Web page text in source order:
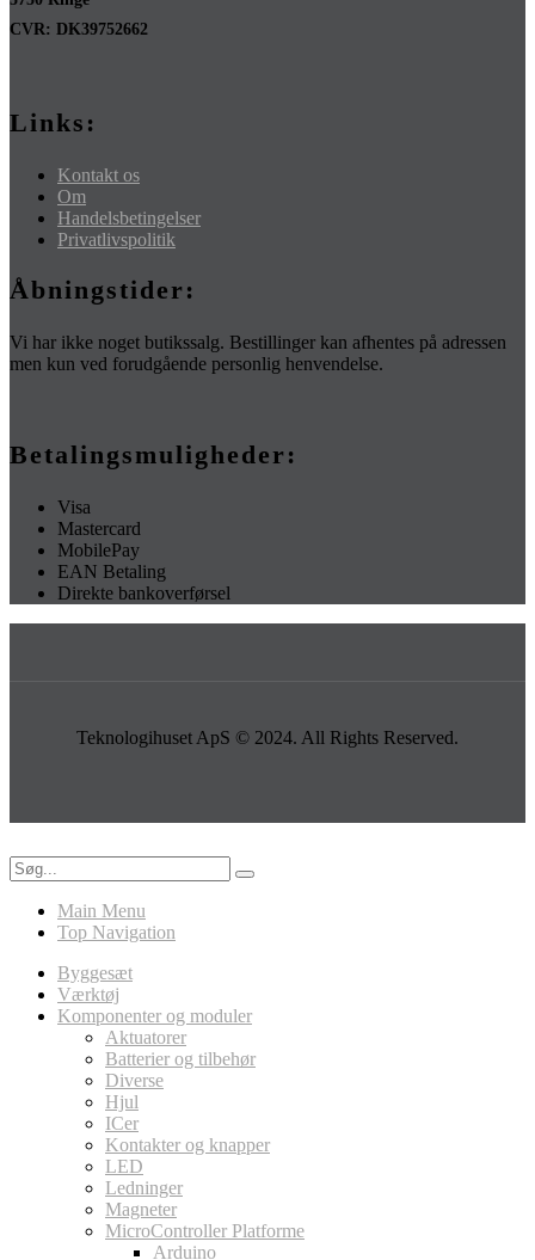
CVR: DK39752662
Links:
Kontakt os
Om
Handelsbetingelser
Privatlivspolitik
Åbningstider:
Vi har ikke noget butikssalg. Bestillinger kan afhentes på adressen
men kun ved forudgående personlig henvendelse.
Betalingsmuligheder:
Visa
Mastercard
MobilePay
EAN Betaling
Direkte bankoverførsel
Teknologihuset ApS © 2024. All Rights Reserved.
Main Menu
Top Navigation
Byggesæt
Værktøj
Komponenter og moduler
Aktuatorer
Batterier og tilbehør
Diverse
Hjul
ICer
Kontakter og knapper
LED
Ledninger
Magneter
MicroController Platforme
Arduino